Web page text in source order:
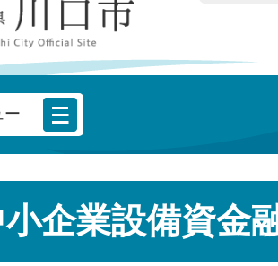
ー
企業設備資金